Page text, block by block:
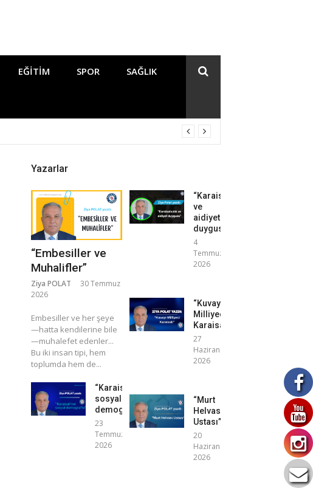
EĞITIM SPOR SAĞLIK
Yazarlar
“Embesiller ve
Muhalifler”
Ziya POLAT
30 Temmuz
2026
​Embesiller ve her şeye
—hatta kendilerine bile
—muhalefet edenler...
Bu iki insan tipi, hem
toplumda hem de...
“Karaisalı’nın
sosyal
demografisi”
23
Temmuz
2026
“Karaisalıcılık
ve
aidiyet
duygusu”
4
Temmuz
2026
“Kuvayı
Milliyeci
Karaisalı”
27
Haziran
2026
“Murt
Helvası
Ustası”
20
Haziran
2026